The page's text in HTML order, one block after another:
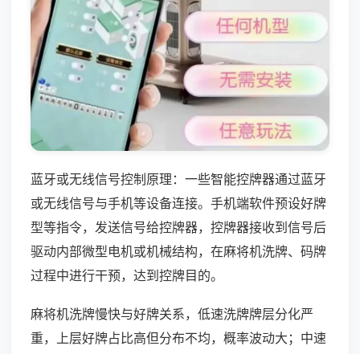
蓝牙或无线信号控制原理：一些智能控牌器通过蓝牙
或无线信号与手机等设备连接。手机端软件预设好牌
型等指令，发送信号给控牌器，控牌器接收到信号后
驱动内部微型电机或机械结构，在麻将机洗牌、码牌
过程中进行干预，达到控牌目的。
麻将机洗牌慢快与好牌关系，低速洗牌牌层分化严
重，上层好牌占比高但分布不均，概率波动大；中速